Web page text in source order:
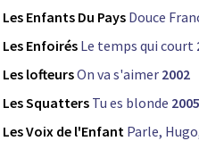
Les Enfants Du Pays Douce
Les Enfoirés Le temps qui court
Les lofteursOn va s'aimer 2002
Les Squatters Tu es blonde 2005
Les Voix de l'Enfant Parle,